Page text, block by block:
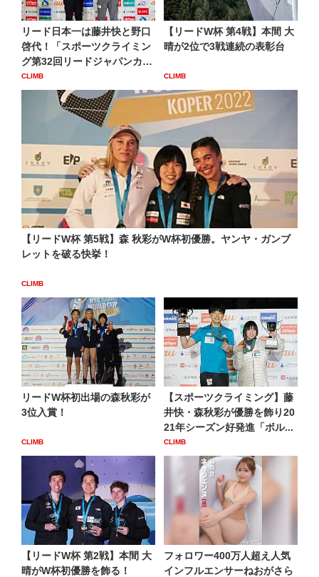
リード日本一は藤井快と野口
啓代！「スポーツクライミン
グ第32回リードジャパンカ
ッ...
CLIMB
【リードW杯 第4戦】本間 大
晴が2位で3戦連続の表彰台
CLIMB
【リードW杯 第5戦】森 秋彩がW杯初優勝。ヤンヤ・ガンブ
レットを破る快挙！
CLIMB
リードW杯初出場の森秋彩が
3位入賞！
CLIMB
【スポーツクライミング】藤
井快・森秋彩が優勝を飾り20
21年シーズン好発進「ボル...
CLIMB
【リードW杯 第2戦】本間 大
晴がW杯初優勝を飾る！
フォロワー400万人超え人気
インフルエンサーねおがさら